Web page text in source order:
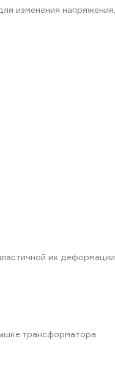
изменения напряжения.
их деформации.
трансформатора